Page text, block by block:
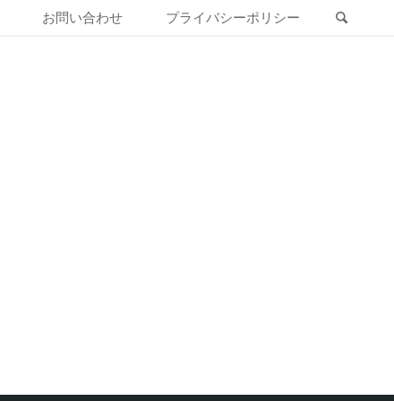
お問い合わせ プライバシーポリシー